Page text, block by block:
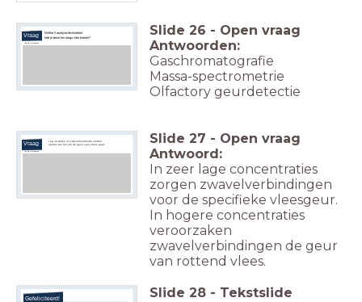
Vraag
Welke 3 analyse-technieken
heb je deze les langs zien komen?
Typ hier je antwoord:
Slide 26 - Open vraag
Antwoorden:
Gaschromatografie
Massa-spectrometrie
Olfactory geurdetectie
Vraag Leg uit welke rol zwavelhoudende stoffen
spelen als het om de (geur van) vlees gaat.
Typ hier je antwoord:
Slide 27 - Open vraag
Antwoord:
In zeer lage concentraties
zorgen zwavelverbindingen
voor de specifieke vleesgeur.
In hogere concentraties
veroorzaken
zwavelverbindingen de geur
van rottend vlees.
Gefeliciteerd! Slide 28 - Tekstslide